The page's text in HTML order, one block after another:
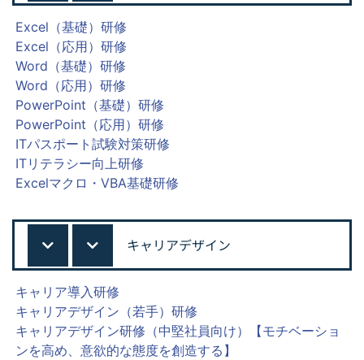
Excel（基礎）研修
Excel（応用）研修
Word（基礎）研修
Word（応用）研修
PowerPoint（基礎）研修
PowerPoint（応用）研修
ITパスポート試験対策研修
ITリテラシー向上研修
Excelマクロ・VBA基礎研修
キャリアデザイン
キャリア導入研修
キャリアデザイン（若手）研修
キャリアデザイン研修（中堅社員向け）【モチベーショ
ンを高め、意欲的な態度を創造する】